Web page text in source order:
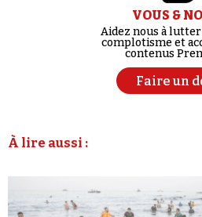
VOUS &
Aidez nous à
complotisme et
contenus
Faire un
À lire aussi :